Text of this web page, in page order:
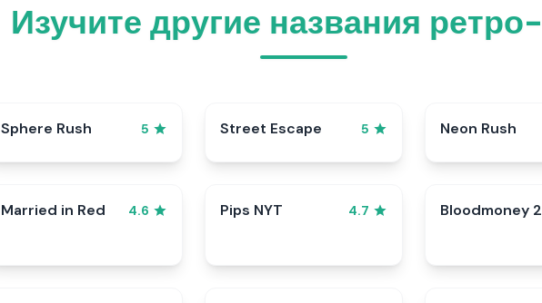
Изучите другие названия
Sphere Rush 5 Street Escape 5 Neon Rush
Married in Red 4.6 Pips NYT 4.7 Bloodmoney 2